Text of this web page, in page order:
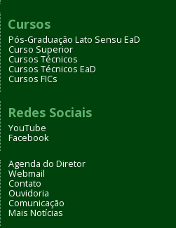
Cursos
Pós-Graduação Lato Sensu EaD
Curso Superior
Cursos Técnicos
Cursos Técnicos EaD
Cursos FICs
Redes Sociais
YouTube
Facebook
Agenda do Diretor
Webmail
Contato
Ouvidoria
Comunicação
Mais Notícias